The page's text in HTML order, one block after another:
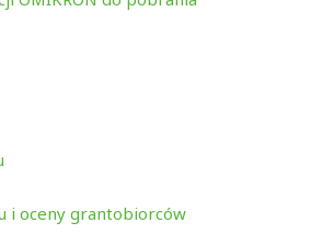
i oceny grantobiorców